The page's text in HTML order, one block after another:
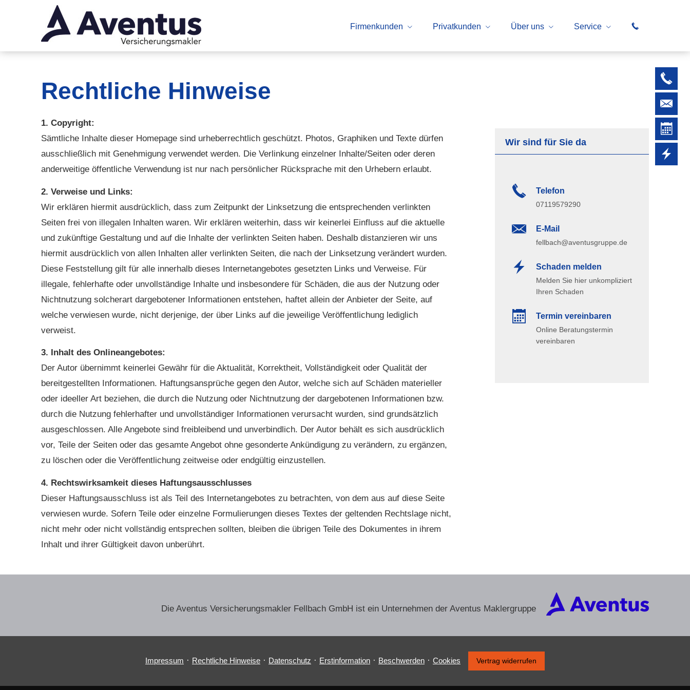
Firmenkunden Privatkunden Über uns Service
Wir sind für Sie da
Telefon
07119579290
E-Mail
fellbach@aventusgruppe.de
Schaden melden
Melden Sie hier unkompliziert
Ihren Schaden
Termin ver­ein­baren
Online Beratungstermin
vereinbaren
Rechtliche Hinweise
1. Copyright:
Sämtliche Inhalte dieser Homepage sind urheberrechtlich geschützt. Photos, Graphiken und Texte dürfen
ausschließlich mit Genehmigung verwendet werden. Die Verlinkung einzelner Inhalte/Seiten oder deren
anderweitige öffentliche Verwendung ist nur nach persönlicher Rücksprache mit den Urhebern erlaubt.
2. Verweise und Links:
Wir erklären hiermit ausdrücklich, dass zum Zeitpunkt der Linksetzung die entsprechenden verlinkten
Seiten frei von illegalen Inhalten waren. Wir erklären weiterhin, dass wir keinerlei Einfluss auf die aktuelle
und zukünftige Gestaltung und auf die Inhalte der verlinkten Seiten haben. Deshalb distanzieren wir uns
hiermit ausdrücklich von allen Inhalten aller verlinkten Seiten, die nach der Linksetzung verändert wurden.
Diese Feststellung gilt für alle innerhalb dieses Internetangebotes gesetzten Links und Verweise. Für
illegale, fehlerhafte oder unvollständige Inhalte und insbesondere für Schäden, die aus der Nutzung oder
Nichtnutzung solcherart dargebotener Informationen entstehen, haftet allein der Anbieter der Seite, auf
welche verwiesen wurde, nicht derjenige, der über Links auf die jeweilige Veröffentlichung lediglich
verweist.
3. Inhalt des Onlineangebotes:
Der Autor übernimmt keinerlei Gewähr für die Aktualität, Korrektheit, Vollständigkeit oder Qualität der
bereitgestellten Informationen. Haftungsansprüche gegen den Autor, welche sich auf Schäden materieller
oder ideeller Art beziehen, die durch die Nutzung oder Nichtnutzung der dargebotenen Informationen bzw.
durch die Nutzung fehlerhafter und unvollständiger Informationen verursacht wurden, sind grundsätzlich
ausgeschlossen. Alle Angebote sind freibleibend und unverbindlich. Der Autor behält es sich ausdrücklich
vor, Teile der Seiten oder das gesamte Angebot ohne gesonderte Ankündigung zu verändern, zu ergänzen,
zu löschen oder die Veröffentlichung zeitweise oder endgültig einzustellen.
4. Rechtswirksamkeit dieses Haftungsausschlusses
Dieser Haftungsausschluss ist als Teil des Internetangebotes zu betrachten, von dem aus auf diese Seite
verwiesen wurde. Sofern Teile oder einzelne Formulierungen dieses Textes der geltenden Rechtslage nicht,
nicht mehr oder nicht vollständig entsprechen sollten, bleiben die übrigen Teile des Dokumentes in ihrem
Inhalt und ihrer Gültigkeit davon unberührt.
Die Aventus Ver­sicherungs­makler Fellbach GmbH ist ein Unternehmen der Aventus Maklergruppe
Impressum · Rechtliche Hinweise · Datenschutz · Erstinformation · Beschwerden · Cookies Vertrag widerrufen